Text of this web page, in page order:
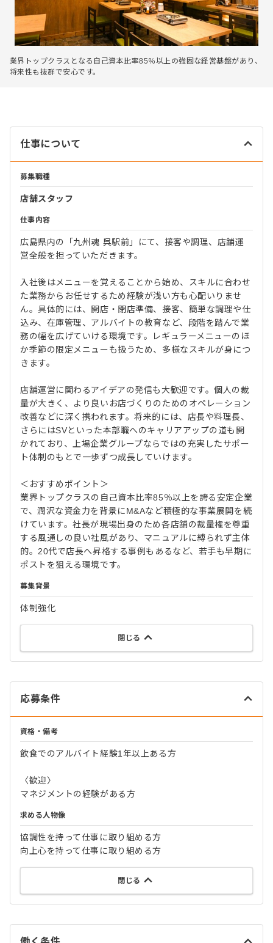
業界トップクラスとなる自己資本比率85％以上の強固な経営基盤があり、
将来性も抜群で安心です。
仕事について
募集職種
店舗スタッフ
仕事内容
広島県内の「九州魂 呉駅前」にて、接客や調理、店舗運
営全般を担っていただきます。
入社後はメニューを覚えることから始め、スキルに合わせ
た業務からお任せするため経験が浅い方も心配いりませ
ん。具体的には、開店・閉店準備、接客、簡単な調理や仕
込み、在庫管理、アルバイトの教育など、段階を踏んで業
務の幅を広げていける環境です。レギュラーメニューのほ
か季節の限定メニューも扱うため、多様なスキルが身につ
きます。
店舗運営に関わるアイデアの発信も大歓迎です。個人の裁
量が大きく、より良いお店づくりのためのオペレーション
改善などに深く携われます。将来的には、店長や料理長、
さらにはSVといった本部職へのキャリアアップの道も開
かれており、上場企業グループならではの充実したサポー
ト体制のもとで一歩ずつ成長していけます。
＜おすすめポイント＞
業界トップクラスの自己資本比率85％以上を誇る安定企業
で、潤沢な資金力を背景にM&Aなど積極的な事業展開を続
けています。社長が現場出身のため各店舗の裁量権を尊重
する風通しの良い社風があり、マニュアルに縛られず主体
的。20代で店長へ昇格する事例もあるなど、若手も早期に
ポストを狙える環境です。
募集背景
体制強化
閉じる
応募条件
資格・備考
飲食でのアルバイト経験1年以上ある方
〈歓迎〉
マネジメントの経験がある方
求める人物像
協調性を持って仕事に取り組める方
向上心を持って仕事に取り組める方
閉じる